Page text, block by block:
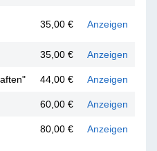
35,00 € Anzeigen
35,00 € Anzeigen
44,00 € Anzeigen
60,00 € Anzeigen
80,00 € Anzeigen